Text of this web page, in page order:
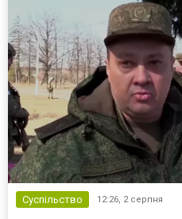
Суспільство 12:26, 2 серпня